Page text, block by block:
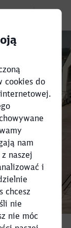
cookies do
nam
naszej
i
chcesz
nie
nie móc